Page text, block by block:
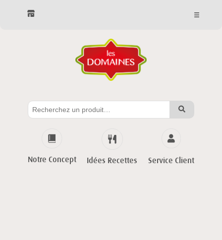
Notre Concept Idées Recettes Service Client